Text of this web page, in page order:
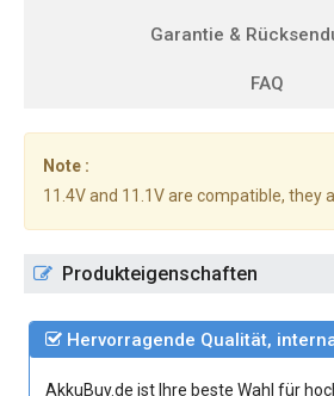
Garantie &
FAQ
Note :
11.4V and 11.1V are compatible, they
Produkteigenschaften
Hervorragende Qualität,
AkkuBuy.de ist Ihre beste Wahl für